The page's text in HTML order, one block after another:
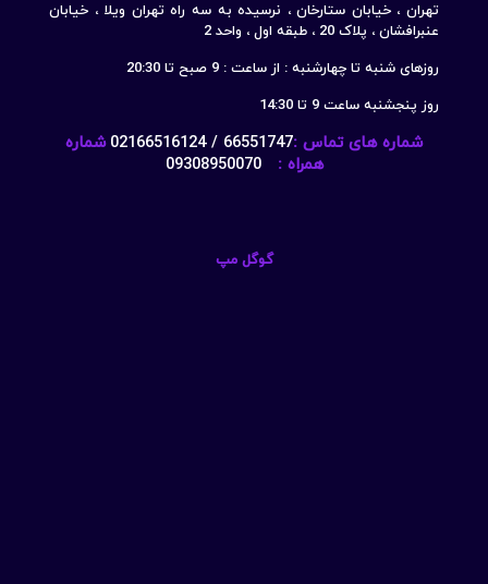
تهران ، خیابان ستارخان ، نرسیده به سه راه تهران ویلا ، خیابان
عنبرافشان ، پلاک 20 ، طبقه اول ، واحد 2
روزهای شنبه تا چهارشنبه : از ساعت : 9 صبح تا 20:30
روز پنجشنبه ساعت 9 تا 14:30
شماره های تماس :66551747 / 02166516124
شماره
همراه :
09308950070
گوگل مپ